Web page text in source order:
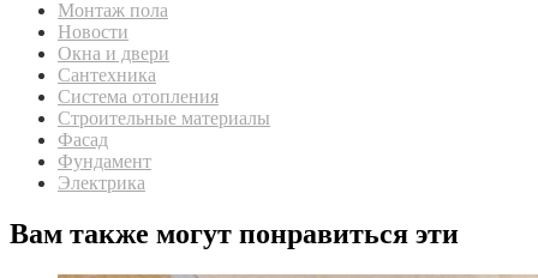
Монтаж пола
Новости
Окна и двери
Сантехника
Система отопления
Строительные материалы
Фасад
Фундамент
Электрика
Вам также могут понравиться эти